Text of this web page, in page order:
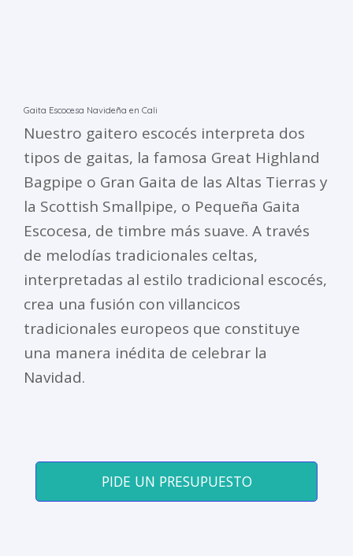
Gaita Escocesa Navideña en Cali
Nuestro gaitero escocés interpreta dos
tipos de gaitas, la famosa Great Highland
Bagpipe o Gran Gaita de las Altas Tierras y
la Scottish Smallpipe, o Pequeña Gaita
Escocesa, de timbre más suave. A través
de melodías tradicionales celtas,
interpretadas al estilo tradicional escocés,
crea una fusión con villancicos
tradicionales europeos que constituye
una manera inédita de celebrar la
Navidad.
PIDE UN PRESUPUESTO